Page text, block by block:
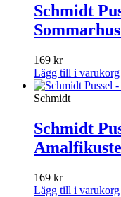
Schmidt
169 kr
Lägg till i varukorg
Schmidt
Schmidt
169 kr
Lägg till i varukorg